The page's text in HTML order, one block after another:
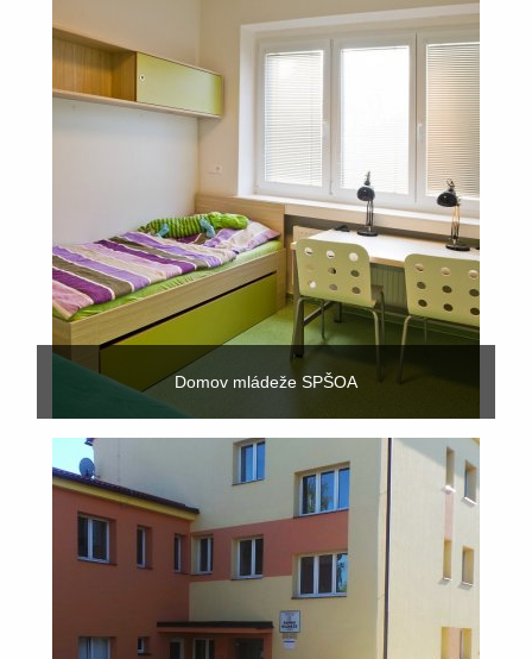
Domov mládeže SPŠOA